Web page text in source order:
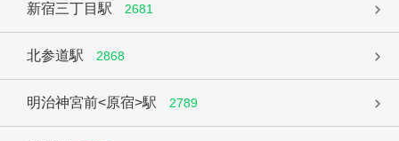
新宿三丁目駅 2681
北参道駅 2868
明治神宮前<原宿>駅 2789